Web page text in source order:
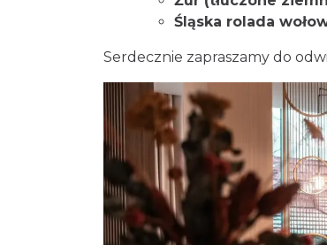
Śląska rolada
Serdecznie zapraszamy do